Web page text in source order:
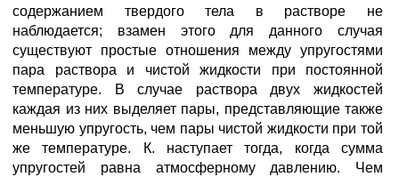
содержанием твердого тела в растворе не
наблюдается; взамен этого для данного случая
существуют простые отношения между упругостями
пара раствора и чистой жидкости при постоянной
температуре. В случае раствора двух жидкостей
каждая из них выделяет пары, представляющие также
меньшую упругость, чем пары чистой жидкости при той
же температуре. К. наступает тогда, когда сумма
упругостей равна атмосферному давлению. Чем